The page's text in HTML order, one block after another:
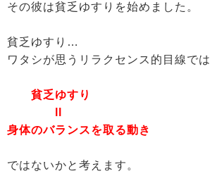
その彼は貧乏ゆすりを始めました。
貧乏ゆすり…
ワタシが思うリラクセンス的目線では
貧乏ゆすり
身体のバランスを取る動き
ではないかと考えます。